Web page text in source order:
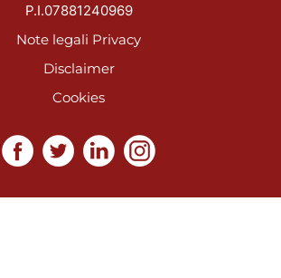
P.I.07881240969
Note legali Privacy
Disclaimer
Cookies